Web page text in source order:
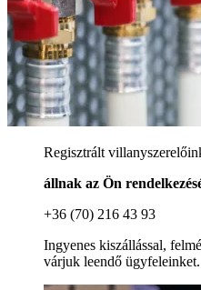
Regisztrált
állnak az Ön
+36 (70) 216 43 93
Ingyenes kiszállással,
várjuk leendő ügyfeleinket.